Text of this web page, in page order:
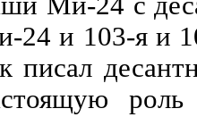
24 и 103-я и
писал